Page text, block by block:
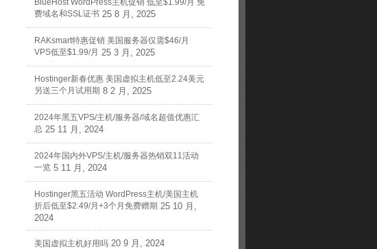
BlueHost WordPress主机促销 低至$1.99/月 免
费域名和SSL证书 25 8 月, 2025
RAKsmart特惠促销 美国服务器仅需$46/月
VPS低至$1.99/月 25 3 月, 2025
Hostinger新春优惠 美国虚拟主机低至2.24美元
另送三个月试用期 8 2 月, 2025
2024年黑五VPS/主机/服务器/域名超值优惠汇
总 25 11 月, 2024
2024年国内外VPS/主机/服务器热销双11活动
一览 5 11 月, 2024
Hostinger黑五活动 WordPress主机/美国主机
折后低至$2.49/月+3个月免费赠期 25 10 月,
2024
美国虚拟主机好用吗 20 9 月, 2024